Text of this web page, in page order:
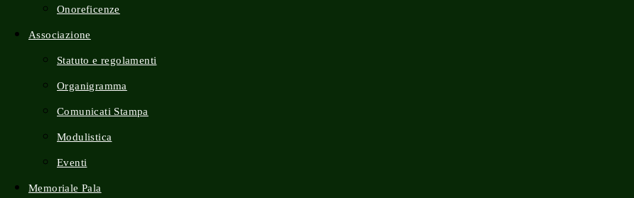
SITO
WEB
Onoreficenze
Associazione
Statuto e regolamenti
Organigramma
Comunicati Stampa
Modulistica
Eventi
Memoriale Pala